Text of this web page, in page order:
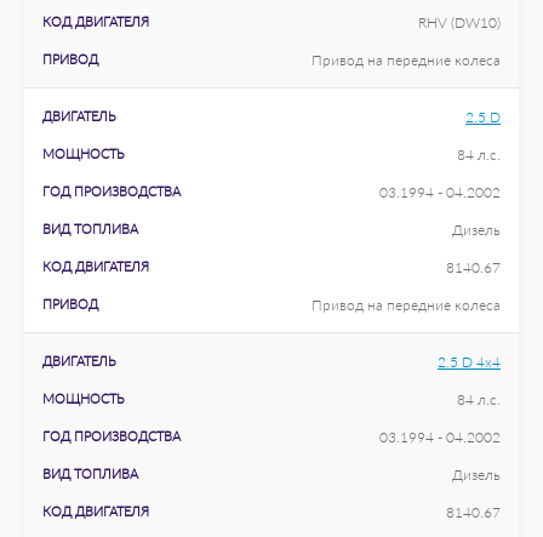
КОД ДВИГАТЕЛЯ RHV (DW10)
ПРИВОД Привод на передние колеса
ДВИГАТЕЛЬ 2.5 D
МОЩНОСТЬ 84 л.с.
ГОД ПРОИЗВОДСТВА 03.1994 - 04.2002
ВИД ТОПЛИВА Дизель
КОД ДВИГАТЕЛЯ 8140.67
ПРИВОД Привод на передние колеса
ДВИГАТЕЛЬ 2.5 D 4x4
МОЩНОСТЬ 84 л.с.
ГОД ПРОИЗВОДСТВА 03.1994 - 04.2002
ВИД ТОПЛИВА Дизель
КОД ДВИГАТЕЛЯ 8140.67